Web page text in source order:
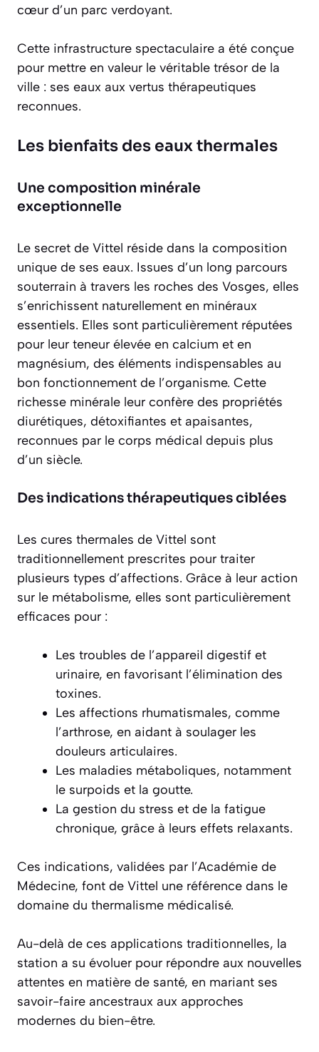
cœur d’un parc verdoyant.
Cette infrastructure spectaculaire a été conçue
pour mettre en valeur le véritable trésor de la
ville : ses eaux aux vertus thérapeutiques
reconnues.
Les bienfaits des eaux thermales
Une composition minérale
exceptionnelle
Le secret de Vittel réside dans la composition
unique de ses eaux. Issues d’un long parcours
souterrain à travers les roches des Vosges, elles
s’enrichissent naturellement en minéraux
essentiels. Elles sont particulièrement réputées
pour leur teneur élevée en calcium et en
magnésium, des éléments indispensables au
bon fonctionnement de l’organisme. Cette
richesse minérale leur confère des propriétés
diurétiques, détoxifiantes et apaisantes,
reconnues par le corps médical depuis plus
d’un siècle.
Des indications thérapeutiques ciblées
Les cures thermales de Vittel sont
traditionnellement prescrites pour traiter
plusieurs types d’affections. Grâce à leur action
sur le métabolisme, elles sont particulièrement
efficaces pour :
Les troubles de l’appareil digestif et
urinaire, en favorisant l’élimination des
toxines.
Les affections rhumatismales, comme
l’arthrose, en aidant à soulager les
douleurs articulaires.
Les maladies métaboliques, notamment
le surpoids et la goutte.
La gestion du stress et de la fatigue
chronique, grâce à leurs effets relaxants.
Ces indications, validées par l’Académie de
Médecine, font de Vittel une référence dans le
domaine du thermalisme médicalisé.
Au-delà de ces applications traditionnelles, la
station a su évoluer pour répondre aux nouvelles
attentes en matière de santé, en mariant ses
savoir-faire ancestraux aux approches
modernes du bien-être.